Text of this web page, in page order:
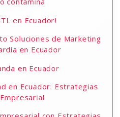
en Ecuador!
Soluciones de Marketing
en Ecuador
en Ecuador
en Ecuador: Estrategias